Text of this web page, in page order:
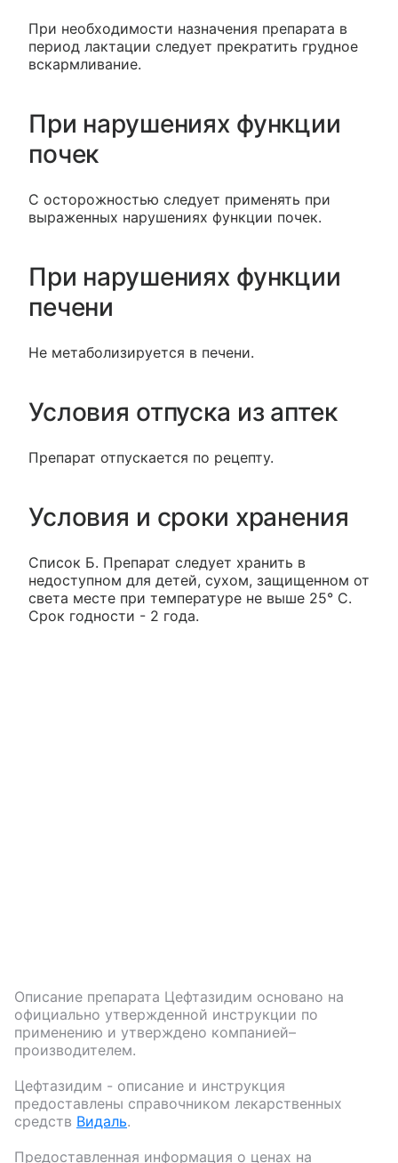
При необходимости назначения препарата в
период лактации следует прекратить грудное
вскармливание.
При нарушениях функции
почек
С осторожностью следует применять при
выраженных нарушениях функции почек.
При нарушениях функции
печени
Не метаболизируется в печени.
Условия отпуска из аптек
Препарат отпускается по рецепту.
Условия и сроки хранения
Список Б. Препарат следует хранить в
недоступном для детей, сухом, защищенном от
света месте при температуре не выше 25° С.
Срок годности - 2 года.
Описание препарата Цефтазидим основано на
официально утвержденной инструкции по
применению и утверждено компанией–
производителем.
Цефтазидим - описание и инструкция
предоставлены справочником лекарственных
средств Видаль.
Предоставленная информация о ценах на